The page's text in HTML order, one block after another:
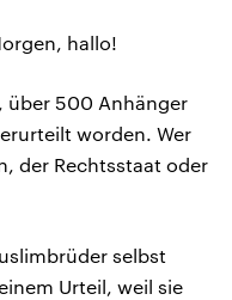
hallo!
über 500 Anhänger
worden. Wer
der Rechtsstaat oder
selbst
Urteil, weil sie